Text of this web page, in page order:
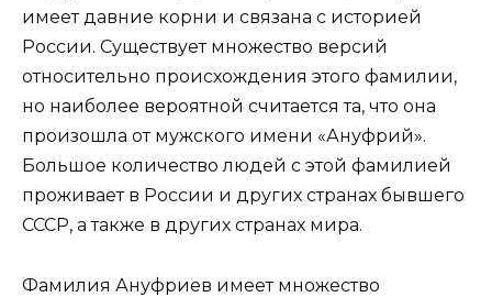
имеет давние корни и связана с историей
России. Существует множество версий
относительно происхождения этого фамилии,
но наиболее вероятной считается та, что она
произошла от мужского имени «Ануфрий».
Большое количество людей с этой фамилией
проживает в России и других странах бывшего
СССР, а также в других странах мира.
Фамилия Ануфриев имеет множество